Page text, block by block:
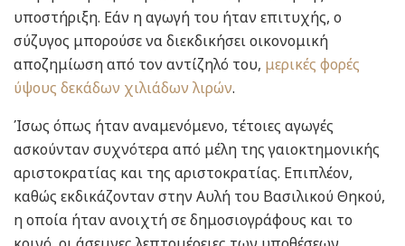
υποστήριξη. Εάν η αγωγή του ήταν επιτυχής, ο
σύζυγος μπορούσε να διεκδικήσει οικονομική
αποζημίωση από τον αντίζηλό του, μερικές φορές
ύψους δεκάδων χιλιάδων λιρών.
Ίσως όπως ήταν αναμενόμενο, τέτοιες αγωγές
ασκούνταν συχνότερα από μέλη της γαιοκτημονικής
αριστοκρατίας και της αριστοκρατίας. Επιπλέον,
καθώς εκδικάζονταν στην Αυλή του Βασιλικού Θηκού,
η οποία ήταν ανοιχτή σε δημοσιογράφους και το